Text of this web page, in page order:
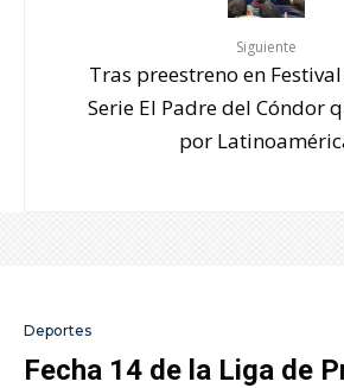
Siguiente
Tras preestreno en
Serie El Padre del Cóndor
por
Deportes
Fecha 14 de la Liga de